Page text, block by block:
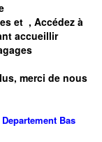
et , Accédez à
accueillir
merci de nous
Departement Bas